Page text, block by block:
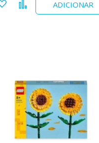
ADICIONAR
AdicionarComparar